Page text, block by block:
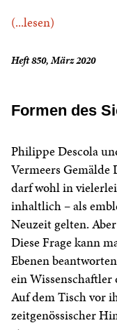
(...lesen)
Heft 850, März 2020
Formen des
Philippe Descola
Vermeers Gemälde
darf wohl in
inhaltlich – als
Neuzeit gelten.
Diese Frage kann
Ebenen
ein
Auf dem Tisch vor
zeitgenössischer